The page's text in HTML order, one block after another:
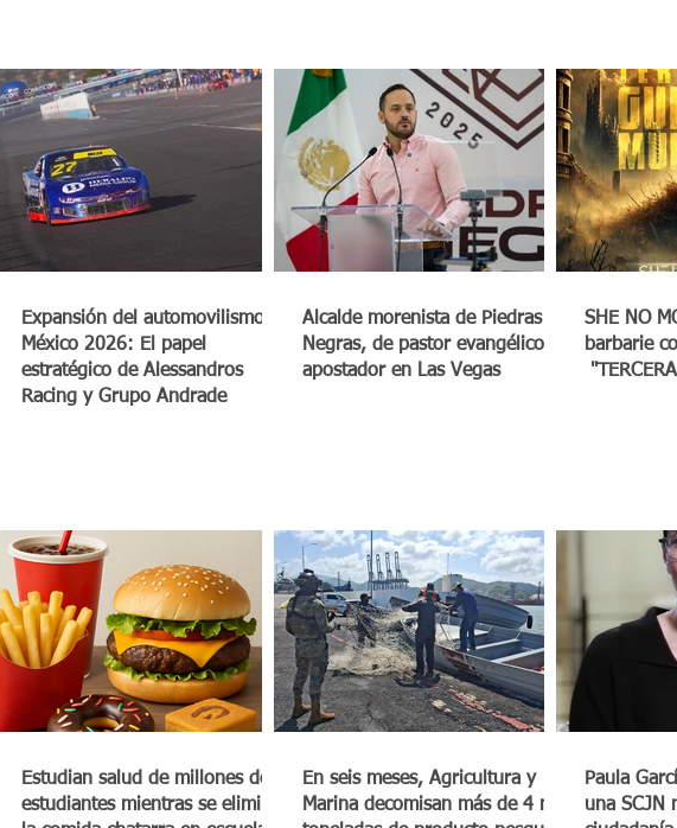
Expansión del automovilismo en
México 2026: El papel
estratégico de Alessandros
Racing y Grupo Andrade
Alcalde morenista de Piedras
Negras, de pastor evangélico a
apostador en Las Vegas
SHE NO
barbarie
Estudian salud de millones de
estudiantes mientras se elimina
En seis meses, Agricultura y
Marina decomisan más de 4 mil
Paula
una SCJN